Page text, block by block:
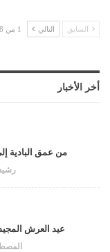
السابق التالي 1 من 8
أخر الأخبار
من عمق البادية
عيد العرش